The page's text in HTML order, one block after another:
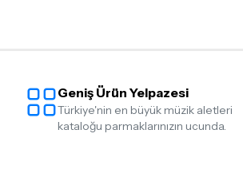
Geniş Ürün Yelpazesi
Türkiye'nin en büyük müzik aletleri
kataloğu parmaklarınızın ucunda.